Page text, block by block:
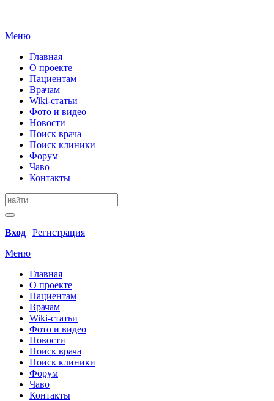
Меню
Главная
О проекте
Пациентам
Врачам
Wiki-статьи
Фото и видео
Новости
Поиск врача
Поиск клиники
Форум
Чаво
Контакты
Вход | Регистрация
Меню
Главная
О проекте
Пациентам
Врачам
Wiki-статьи
Фото и видео
Новости
Поиск врача
Поиск клиники
Форум
Чаво
Контакты